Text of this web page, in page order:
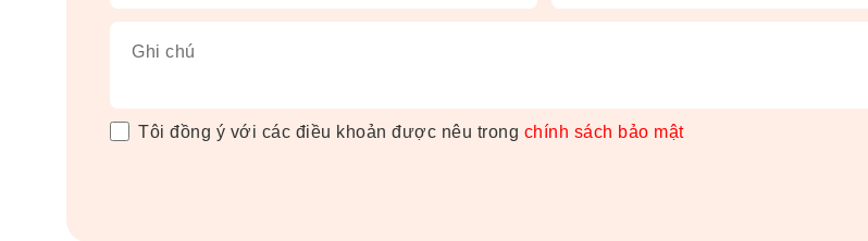
Ghi chú
Tôi đồng ý với các điều khoản được nêu trong chính sách bảo mật